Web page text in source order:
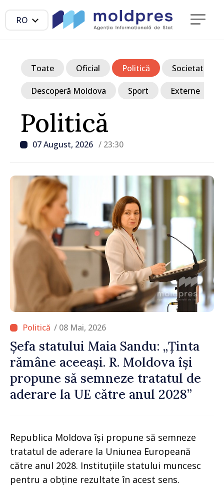
RO
Politică
07 August, 2026 / 23:30
Toate Oficial Politică Societate
Descoperă Moldova Sport Externe
/ 08 Mai, 2026
Șefa statului Maia Sandu: „Ținta
rămâne aceeași. R. Moldova își
propune să semneze tratatul de
aderare la UE către anul 2028”
Republica Moldova își propune să semneze
tratatul de aderare la Uniunea Europeană
către anul 2028. Instituțiile statului muncesc
pentru a obține rezultate în acest sens.